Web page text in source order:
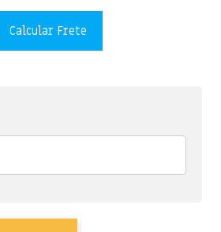
Calcular Frete